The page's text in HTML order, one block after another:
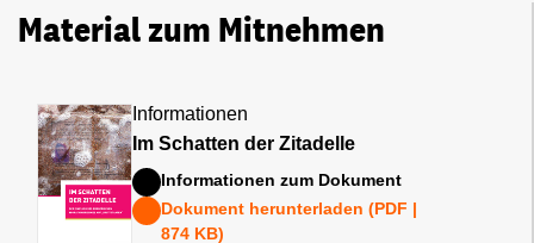
Material zum Mitnehmen
Informationen
Im Schatten der Zitadelle
Informationen zum Dokument
Dokument herunterladen (PDF |
874 KB)